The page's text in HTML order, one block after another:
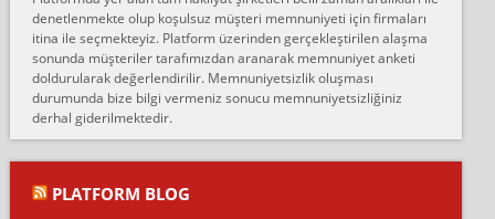
Ankara Alicanlar naklyat tel 5465524025. 2600 TL'ye ankaradan
Konya ya Alicanlar naklyat la anlaştık bu şahıs evin taşınacağı gün
fiyatın mazoto gele...
Fatih kokmese:
Diyarbakır dan eşyamı getirtmek için anlaştım sözleşme yaptım.
Son anda fiyat artırdılar.. mecburiyetten tasittim.. bu kişiler ağrılı
Ali:
denetlenmekte olup koşulsuz müşteri memnuniyeti için firmaları
itina ile seçmekteyiz. Platform üzerinden gerçekleştirilen alaşma
sonunda müşteriler tarafımızdan aranarak memnuniyet anketi
doldurularak değerlendirilir. Memnuniyetsizlik oluşması
durumunda bize bilgi vermeniz sonucu memnuniyetsizliğiniz
derhal giderilmektedir.
PLATFORM BLOG